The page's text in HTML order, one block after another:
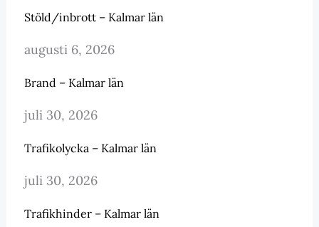
Stöld/inbrott – Kalmar län
augusti 6, 2026
Brand – Kalmar län
juli 30, 2026
Trafikolycka – Kalmar län
juli 30, 2026
Trafikhinder – Kalmar län